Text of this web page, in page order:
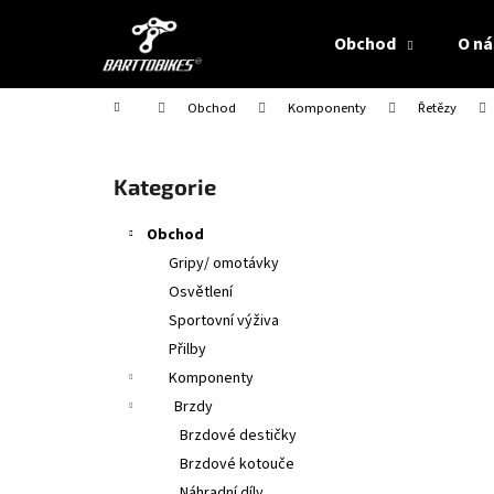
Obchod O
Domů Obchod Komponenty Řetězy
Přeskočit
kategorie
Kategorie
Obchod
Gripy/ omotávky
Osvětlení
Sportovní výživa
Přilby
Komponenty
Brzdy
Brzdové destičky
Brzdové kotouče
í
Zpět
do
Zpět
do